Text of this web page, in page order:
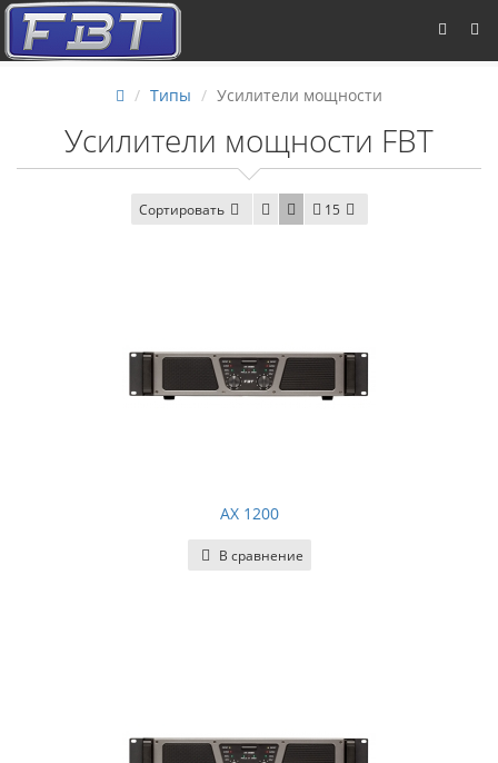
Типы Усилители мощности
Усилители мощности FBT
Сортировать 15
AX 1200
В сравнение